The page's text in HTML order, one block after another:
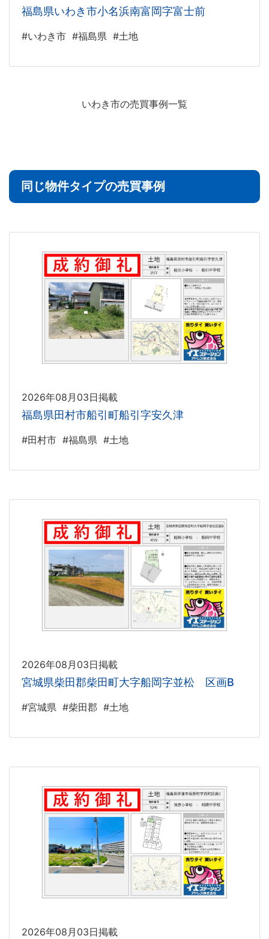
福島県いわき市小名浜南富岡字富士前
#いわき市 #福島県 #土地
いわき市の売買事例一覧
同じ物件タイプの売買事例
2026年08月03日掲載
福島県田村市船引町船引字安久津
#田村市 #福島県 #土地
2026年08月03日掲載
宮城県柴田郡柴田町大字船岡字並松 区画B
#宮城県 #柴田郡 #土地
2026年08月03日掲載